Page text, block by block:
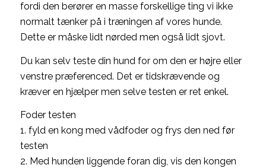
fordi den berører en masse forskellige ting vi ikke
normalt tænker på i træningen af vores hunde.
Dette er måske lidt nørded men også lidt sjovt.
Du kan selv teste din hund for om den er højre eller
venstre præferenced. Det er tidskrævende og
kræver en hjælper men selve testen er ret enkel.
Foder testen
1. fyld en kong med vådfoder og frys den ned før
testen
2. Med hunden liggende foran dig, vis den kongen